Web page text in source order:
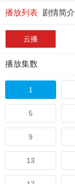
播放列表 剧情简介
云播
播放集数
1
5
9
13